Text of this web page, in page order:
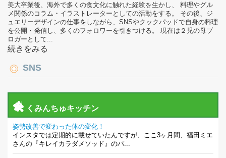
美大卒業後、海外で多くの食文化に触れた経験を生かし、 料理やグル
メ関係のコラム・イラストレーターとしての活動をする。 その後、ジ
ュエリーデザインの仕事をしながら、SNSやクックパッドで自身の料理
を公開・発信し、多くのフォロワーを引きつける。 現在は２児の母ブ
ロガーとして...
続きをみる
SNS
くみんちゅキッチン
姿勢改善で変わった体の変化！
インスタでは定期的に載せていたんですが、ここ3ヶ月間、福田ミエ
さんの『キレイカラダメソッド』のパ...